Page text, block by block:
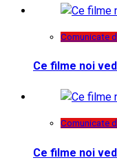
Comunicate
Ce filme noi
Comunicate
Ce filme noi